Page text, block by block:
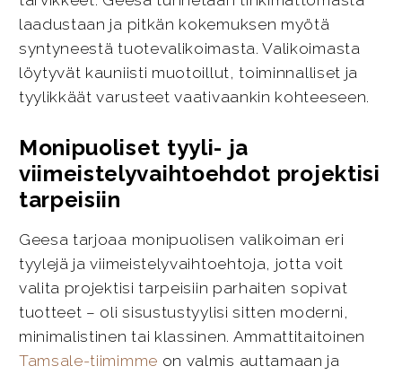
laadustaan ja pitkän kokemuksen myötä
syntyneestä tuotevalikoimasta. Valikoimasta
löytyvät kauniisti muotoillut, toiminnalliset ja
tyylikkäät varusteet vaativaankin kohteeseen.
Monipuoliset tyyli- ja
viimeistelyvaihtoehdot projektisi
tarpeisiin
Geesa tarjoaa monipuolisen valikoiman eri
tyylejä ja viimeistelyvaihtoehtoja, jotta voit
valita projektisi tarpeisiin parhaiten sopivat
tuotteet – oli sisustustyylisi sitten moderni,
minimalistinen tai klassinen. Ammattitaitoinen
Tamsale-tiimimme on valmis auttamaan ja